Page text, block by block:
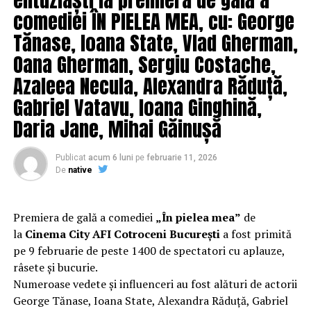
În perioada noiembrie 2015 – martie 2018, el a fost
consilier în cadrul CFR Electrificare SA. În intervalul
martie 2015 – iunie 2017, Mihalache a fost membru în
Consiliul de Supraveghere al Transelectrica şi în
Comitetul de Securitate Energetică.
În anul 2011 a devenit membru în Consiliul de
conducere al Casei Româno-Chineze. ÎN 2012-2013 a
fost consilier al UGIR pentru relaţia cu China.
În ianuarie 2013 a fost numit consilier de stat la
Cancelaria primului ministru, iar în august 2013 a
devenit preşedinte al Consiliului de Administraţiei al
CNDANR. În 2014 a revenit la Cancelaria primului
ministru.
comediei ÎN PIELEA MEA, cu: George
Tănase, Ioana State, Vlad Gherman,
Oana Gherman, Sergiu Costache,
Azaleea Necula, Alexandra Răduță,
Gabriel Vatavu, Ioana Ginghină,
Daria Jane, Mihai Găinușă
Publicat acum 6 luni pe februarie 11, 2026
De native
Premiera de gală a comediei „În pielea mea” de
la Cinema City AFI Cotroceni Bucureștia fost primită
pe 9 februarie de peste 1400 de spectatori cu aplauze,
râsete și bucurie.
Numeroase vedete și influenceri au fost alături de actorii
George Tănase, Ioana State, Alexandra Răduță, Gabriel